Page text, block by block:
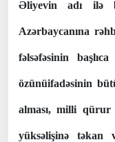
Əliyevin adı ilə
Azərbaycanına
fəlsəfəsinin
özünüifadəsinin
alması, milli
yüksəlişinə təkan